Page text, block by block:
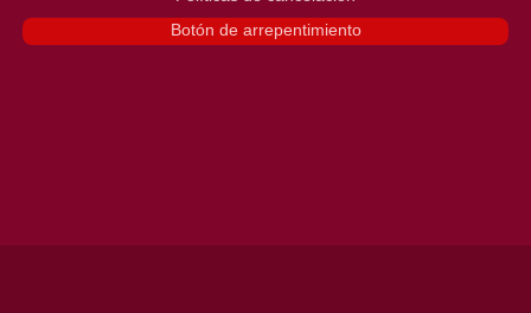
Botón de arrepentimiento